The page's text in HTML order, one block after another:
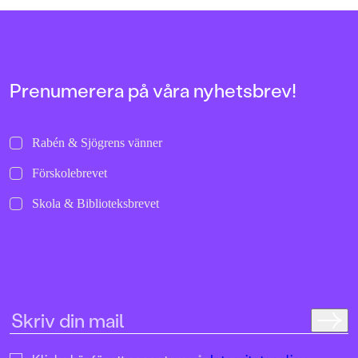
Prenumerera på våra nyhetsbrev!
Rabén & Sjögrens vänner
Förskolebrevet
Skola & Biblioteksbrevet